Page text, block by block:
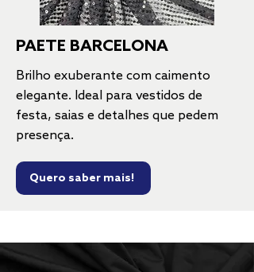
PAETE BARCELONA
Brilho exuberante com caimento
elegante. Ideal para vestidos de
festa, saias e detalhes que pedem
presença.
Quero saber mais!